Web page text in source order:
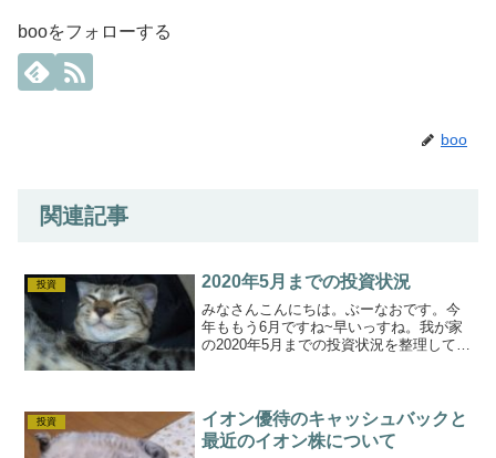
booをフォローする
boo
関連記事
投資 2020年5月までの投資状況
みなさんこんにちは。ぶーなおです。今
年ももう6月ですね~早いっすね。我が家
の2020年5月までの投資状況を整理してい
解除され...
投資
イオン優待のキャッシュバックと
最近のイオン株について